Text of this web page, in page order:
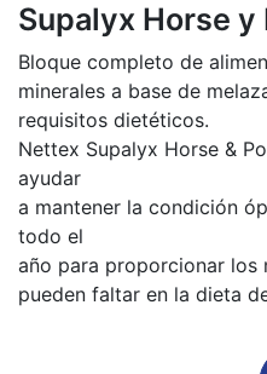
Supalyx Horse y
Bloque completo de
minerales a base de
requisitos dietéticos.
Nettex Supalyx Horse &
ayudar
a mantener la condición
todo el
año para proporcionar los
pueden faltar en la dieta